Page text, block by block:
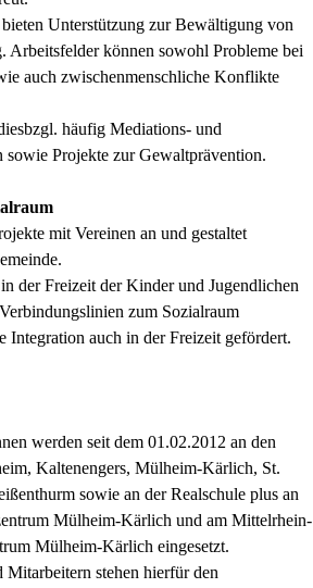
Unterstützung zur Bewältigung von
können sowohl Probleme bei
auch zwischenmenschliche Konflikte
häufig Mediations- und
sowie Projekte zur Gewaltprävention.
mit Vereinen an und gestaltet
der Freizeit der Kinder und Jugendlichen
zum Sozialraum
Integration auch in der Freizeit gefördert.
werden seit dem 01.02.2012 an den
Kaltenengers, Mülheim-Kärlich, St.
sowie an der Realschule plus an
Mülheim-Kärlich und am Mittelrhein-
Mülheim-Kärlich eingesetzt.
stehen hierfür den